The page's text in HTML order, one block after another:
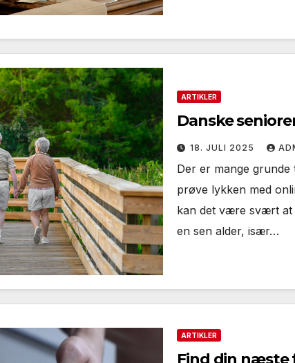
ARTIKLER
Danske
18. JULI 2025
Der er mange
prøve lykken med
kan det være svært at
en sen alder, især…
ARTIKLER
Find din